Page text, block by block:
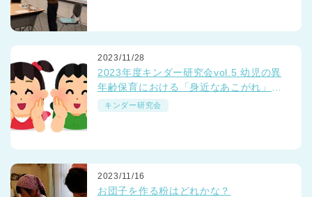
2023/11/28
2023年度キンダー研究会vol.5 幼児の異
年齢保育における「身近なあこがれ」っ
て？
キンダー研究会
2023/11/16
お団子を作る粉はどれかな？